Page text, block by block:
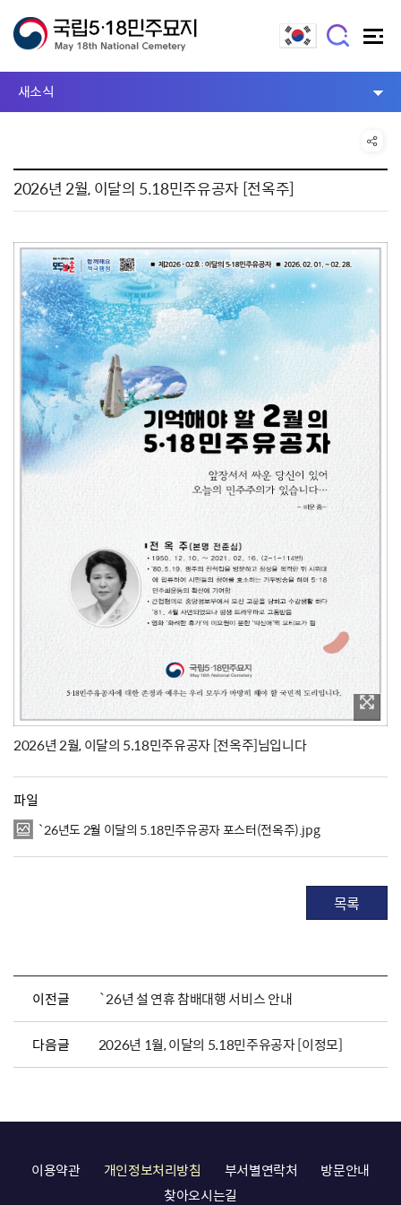
새소식
2026년 2월, 이달의 5.18민주유공자 [전옥주]
2026년 2월, 이달의 5.18민주유공자 [전옥주]님입니다
파일
`26년도 2월 이달의 5.18민주유공자 포스터(전옥주).jpg
목록
이전글 `26년 설 연휴 참배대행 서비스 안내
다음글 2026년 1월, 이달의 5.18민주유공자 [이정모]
이용약관 개인정보처리방침 부서별연락처
방문안내
찾아오시는길